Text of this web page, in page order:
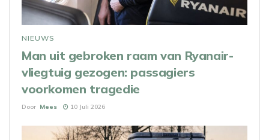
NIEUWS
Man uit gebroken raam van Ryanair-
vliegtuig gezogen: passagiers
voorkomen tragedie
Door Mees 10 Juli 2026